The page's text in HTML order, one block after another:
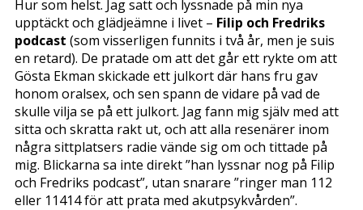
Hur som helst. Jag satt och lyssnade på min nya
upptäckt och glädjeämne i livet – Filip och Fredriks
podcast (som visserligen funnits i två år, men je suis
en retard). De pratade om att det går ett rykte om att
Gösta Ekman skickade ett julkort där hans fru gav
honom oralsex, och sen spann de vidare på vad de
skulle vilja se på ett julkort. Jag fann mig själv med att
sitta och skratta rakt ut, och att alla resenärer inom
några sittplatsers radie vände sig om och tittade på
mig. Blickarna sa inte direkt ”han lyssnar nog på Filip
och Fredriks podcast”, utan snarare ”ringer man 112
eller 11414 för att prata med akutpsykvården”.